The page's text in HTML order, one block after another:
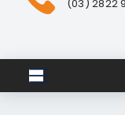
(03) 2822
Toggle